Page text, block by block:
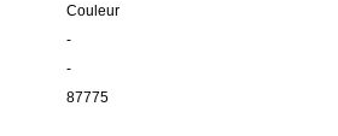
Couleur
-
-
87775